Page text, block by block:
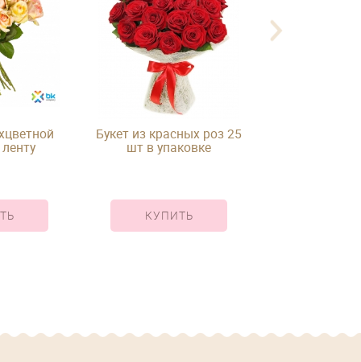
Букет из красных роз 25
шт в упаковке
КУПИТЬ